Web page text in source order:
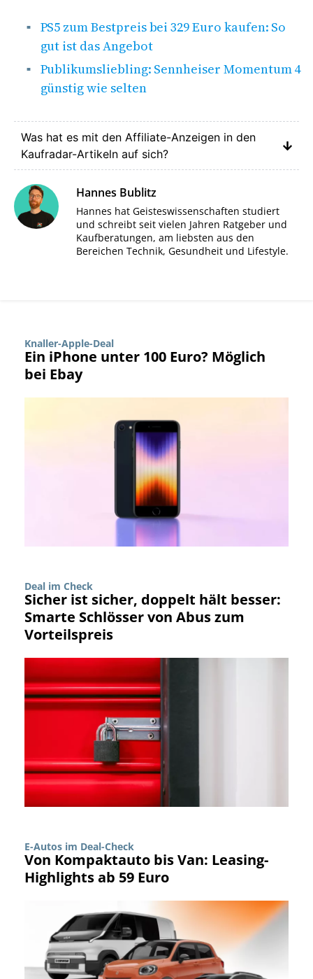
PS5 zum Bestpreis bei 329 Euro kaufen: So
gut ist das Angebot
Publikumsliebling: Sennheiser Momentum 4
günstig wie selten
Was hat es mit den Affiliate-Anzeigen in den
Kaufradar-Artikeln auf sich?
Hannes Bublitz
Hannes hat Geisteswissenschaften studiert
und schreibt seit vielen Jahren Ratgeber und
Kaufberatungen, am liebsten aus den
Bereichen Technik, Gesundheit und Lifestyle.
Knaller-Apple-Deal
Ein iPhone unter 100 Euro? Möglich
bei Ebay
Deal im Check
Sicher ist sicher, doppelt hält besser:
Smarte Schlösser von Abus zum
Vorteilspreis
E-Autos im Deal-Check
Von Kompaktauto bis Van: Leasing-
Highlights ab 59 Euro